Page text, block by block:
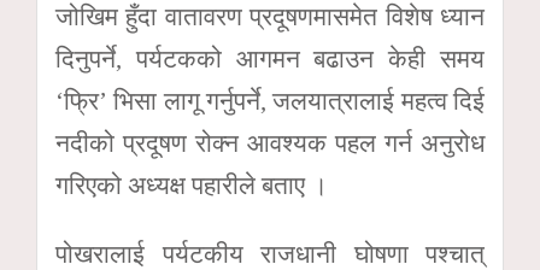
जोखिम हुँदा वातावरण प्रदूषणमासमेत विशेष ध्यान
दिनुपर्ने, पर्यटकको आगमन बढाउन केही समय
‘फ्रि’ भिसा लागू गर्नुपर्ने, जलयात्रालाई महत्व दिई
नदीको प्रदूषण रोक्न आवश्यक पहल गर्न अनुरोध
गरिएको अध्यक्ष पहारीले बताए ।
पोखरालाई पर्यटकीय राजधानी घोषणा पश्चात्